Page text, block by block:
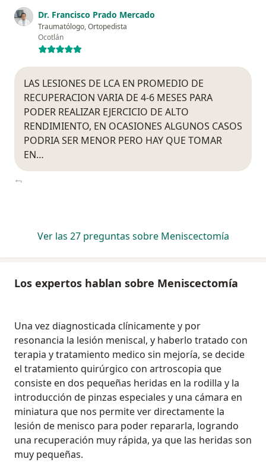
Dr. Francisco Prado Mercado
Traumatólogo, Ortopedista
Ocotlán
LAS LESIONES DE LCA EN PROMEDIO DE
RECUPERACION VARIA DE 4-6 MESES PARA
PODER REALIZAR EJERCICIO DE ALTO
RENDIMIENTO, EN OCASIONES ALGUNOS CASOS
PODRIA SER MENOR PERO HAY QUE TOMAR
EN…
Ver las 27 preguntas sobre Meniscectomía
Los expertos hablan sobre Meniscectomía
Una vez diagnosticada clínicamente y por
resonancia la lesión meniscal, y haberlo tratado con
terapia y tratamiento medico sin mejoría, se decide
el tratamiento quirúrgico con artroscopia que
consiste en dos pequeñas heridas en la rodilla y la
introducción de pinzas especiales y una cámara en
miniatura que nos permite ver directamente la
lesión de menisco para poder repararla, logrando
una recuperación muy rápida, ya que las heridas son
muy pequeñas.